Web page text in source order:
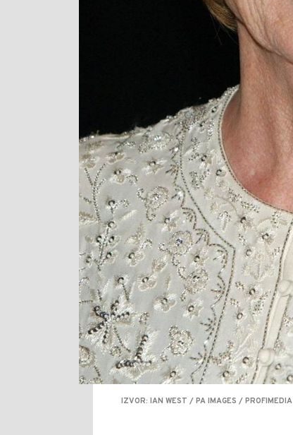
IZVOR: IAN WEST / PA IMAGES / PROFIMEDIA